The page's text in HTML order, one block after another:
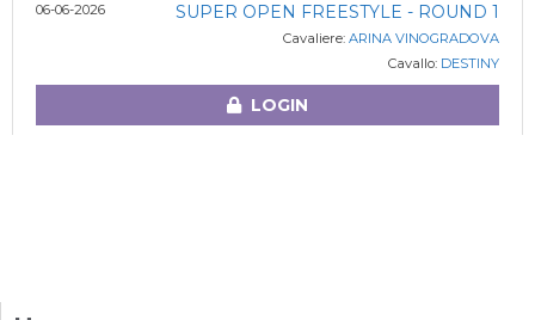
06-06-2026 SUPER OPEN FREESTYLE - ROUND 1
Cavaliere: ARINA VINOGRADOVA
Cavallo: DESTINY
LOGIN